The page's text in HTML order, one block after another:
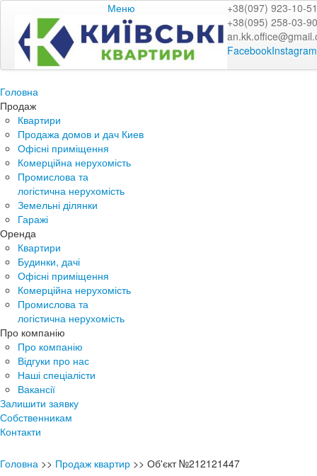
Меню
+38(097) 923-10-51
+38(095) 258-03-90
FacebookInstagram
Головна
Продаж
Квартири
Продажа домов и дач Киев
Офісні приміщення
Комерційна нерухомість
Промислова та
логістична нерухомість
Земельні ділянки
Гаражі
Оренда
Квартири
Будинки, дачі
Офісні приміщення
Комерційна нерухомість
Промислова та
логістична нерухомість
Про компанію
Про компанію
Відгуки про нас
Наші спеціалісти
Вакансії
Залишити заявку
Собственникам
Контакти
Головна >> Продаж квартир >> Об'єкт №212121447